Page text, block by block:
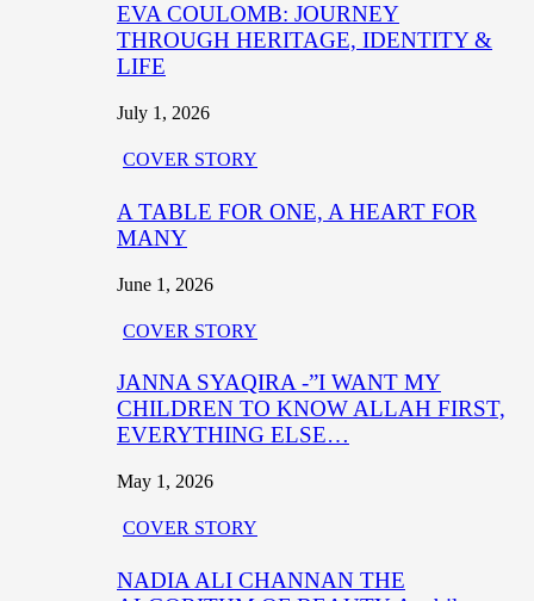
EVA COULOMB: JOURNEY
THROUGH HERITAGE, IDENTITY &
LIFE
July 1, 2026
COVER STORY
A TABLE FOR ONE, A HEART FOR
MANY
June 1, 2026
COVER STORY
JANNA SYAQIRA -”I WANT MY
CHILDREN TO KNOW ALLAH FIRST,
EVERYTHING ELSE…
May 1, 2026
COVER STORY
NADIA ALI CHANNAN THE